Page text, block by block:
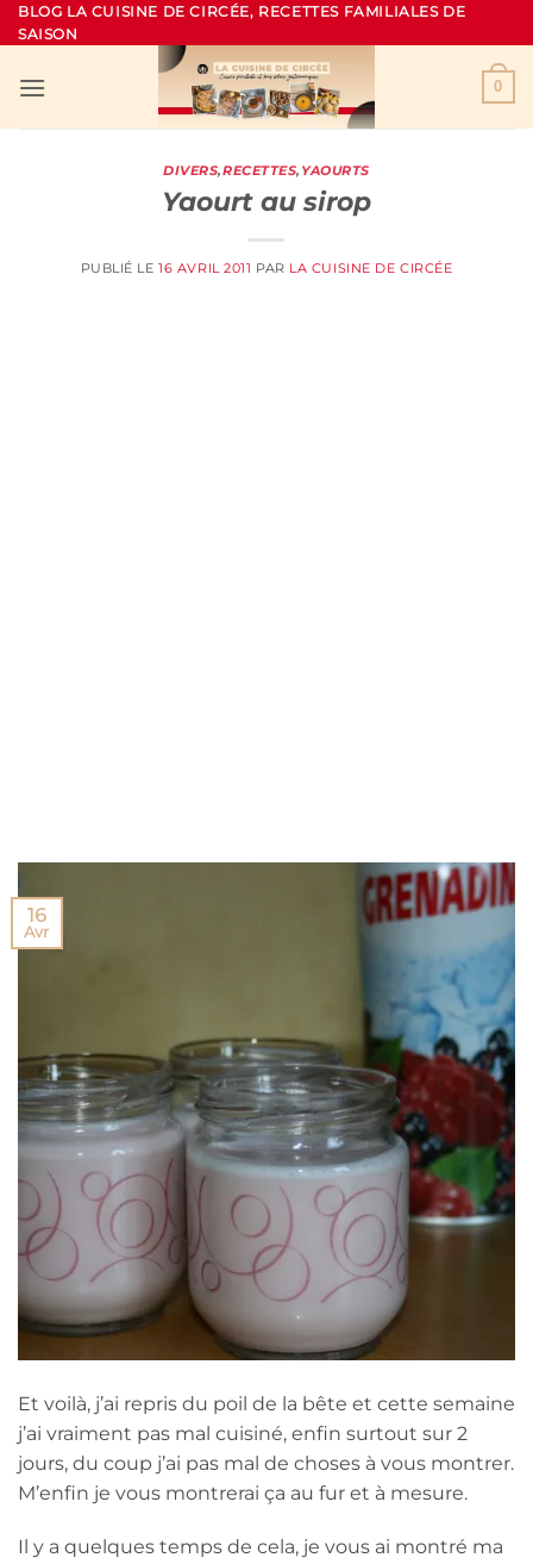
Passer
au
BLOG LA CUISINE DE CIRCÉE, RECETTES FAMILIALES DE
SAISON
0
DIVERS,RECETTES, YAOURTS
Yaourt au sirop
PUBLIÉ LE16 AVRIL 2011 PAR LA CUISINE DE CIRCÉE
16
Avr
Et voilà, j’ai repris du poil de la bête et cette semaine
j’ai vraiment pas mal cuisiné, enfin surtout sur 2
jours, du coup j’ai pas mal de choses à vous montrer.
M’enfin je vous montrerai ça au fur et à mesure.
Il y a quelques temps de cela, je vous ai montré ma